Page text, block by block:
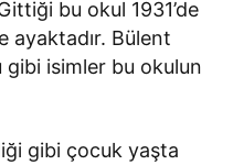
bu okul 1931’de
ayaktadır. Bülent
isimler bu okulun
gibi çocuk yaşta